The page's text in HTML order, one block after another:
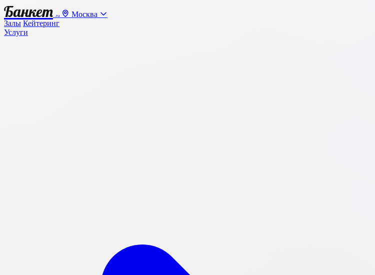
Банкет .ru
Москва
Залы Кейтеринг
Услуги